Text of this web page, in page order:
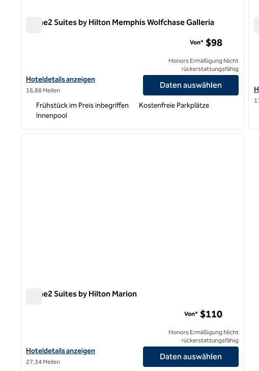
Home2 Suites by Hilton Memphis Wolfchase Galleria
Hoteldetails für Home2 Suites by Hilton Memphis Wolfchase Galleria
Hoteldetails anzeigen
16,88 Meilen
Von* $98
Honors Ermäßigung Nicht
rückerstattungsfähig
Daten auswählen
Frühstück im Preis inbegriffen
Kostenfreie Parkplätze
Innenpool
1 von 12
nächstes
Home2 Suites by Hilton Marion
Hoteldetails für Home2 Suites by Hilton Marion anzeigen
Hoteldetails anzeigen
27,34 Meilen
Von* $110
Honors Ermäßigung Nicht
rückerstattungsfähig
Daten auswählen